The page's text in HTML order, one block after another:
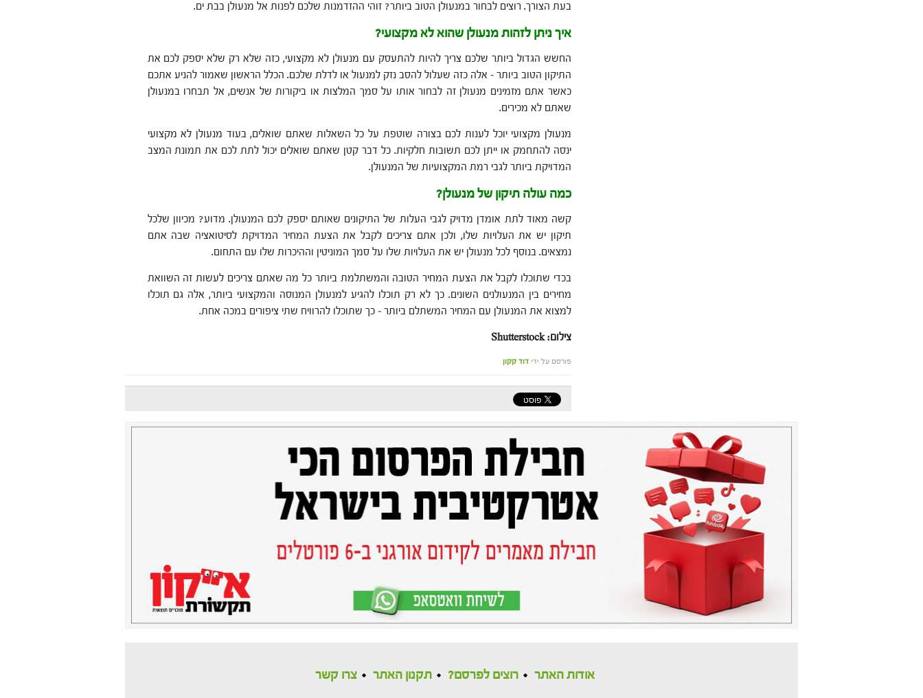
בעת הצורך. רוצים לבחור במנעולן הטוב ביותר? זוהי ההזדמנות שלכם לפנות אל מנעולן בבת ים.
איך ניתן לזהות מנעולן שהוא לא מקצועי?
החשש הגדול ביותר שלכם צריך להיות להתעסק עם מנעולן לא מקצועי, כזה שלא רק שלא יספק לכם את
התיקון הטוב ביותר – אלה כזה שעלול להסב נזק למנעול או לדלת שלכם. הכלל הראשון שאמור להניע אתכם
כאשר אתם מזמינים מנעולן זה לבחור אותו על סמך המלצות או ביקורות של אנשים, אל תבחרו במנעולן
שאתם לא מכירים.
מנעולן מקצועי יוכל לענות לכם בצורה שוטפת על כל השאלות שאתם שואלים, בעוד מנעולן לא מקצועי
ינסה להתחמק או ייתן לכם תשובות חלקיות. כל דבר קטן שאתם שואלים יכול לתת לכם את תמונת המצב
המדויקת ביותר לגבי רמת המקצועיות של המנעולן.
כמה עולה תיקון של מנעולן?
קשה מאוד לתת אומדן מדויק לגבי העלות של התיקונים שאותם יספק לכם המנעולן. מדוע? מכיוון שלכל
תיקון יש את העלויות שלו, ולכן אתם צריכים לקבל את הצעת המחיר המדויקת לסיטואציה שבה אתם
נמצאים. בנוסף לכל מנעולן יש את העלויות שלו על סמך המוניטין וההיכרות שלו עם התחום.
בכדי שתוכלו לקבל את הצעת המחיר הטובה והמשתלמת ביותר כל מה שאתם צריכים לעשות זה השוואת
מחירים בין המנעולנים השונים. כך לא רק תוכלו להגיע למנעולן המנוסה והמקצועי ביותר, אלה גם תוכלו
למצוא את המנעולן עם המחיר המשתלם ביותר – כך שתוכלו להרוויח שתי ציפורים במכה אחת.
צילום: Shutterstock
פורסם על ידי דוד קקון
אודות האתר רוצים לפרסם? תקנון האתר צרו קשר